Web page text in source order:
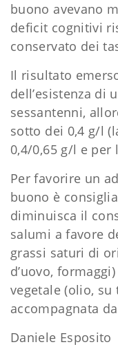
buono avevano
deficit cognitivi
conservato dei
Il risultato
dell’esistenza di
sessantenni,
sotto dei 0,4 g/l
0,4/0,65 g/l e per
Per favorire un
buono è
diminuisca il
salumi a favore
grassi saturi di
d’uovo,
vegetale (olio, su
accompagnata
Daniele Esposito